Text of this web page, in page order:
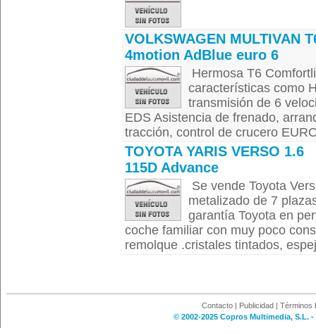
VOLKSWAGEN MULTIVAN
4motion AdBlue euro 6
Hermosa T6
características como
transmisión de 6
EDS Asistencia de frenado,
tracción, control de crucero
TOYOTA YARIS VERSO 1.6
115D Advance
Se vende Toyota
metalizado de 7
garantía Toyota en
coche familiar con muy poco
remolque .cristales tintados,
Contacto | Publicidad | Términos
© 2002-2025 Copros Multimedia, S.L.